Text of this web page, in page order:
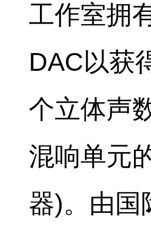
工作室拥
DAC以获
个立体声
混响单元
器)。由国